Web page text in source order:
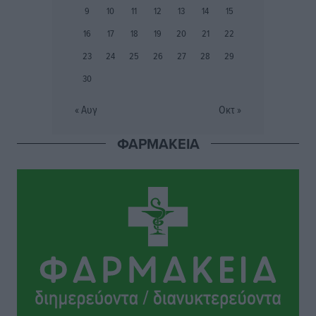
πριν 18 ώρες
Γεωργιάδη” – Κίνητρα για τους γιατρούς των νησιών
και συνεργασία Ρόδου με το Αττικόν για το
Τοπικές Ειδήσεις πριν 18 ώρες
Σούπερ μάρκετ: Διευρύνεται η εθνική πρωτοβουλία
9
10 11 12 13 14
15
16
17 18 19 20 21
22
23
24 25 26 27 28
29
30
« Αυγ Οκτ »
ΦΑΡΜΑΚΕΙΑ